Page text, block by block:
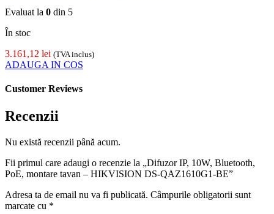
Evaluat la 0 din 5
În stoc
3.161,12 lei (TVA inclus)
ADAUGA IN COS
Customer Reviews
Recenzii
Nu există recenzii până acum.
Fii primul care adaugi o recenzie la „Difuzor IP, 10W, Bluetooth,
PoE, montare tavan – HIKVISION DS-QAZ1610G1-BE”
Adresa ta de email nu va fi publicată. Câmpurile obligatorii sunt
marcate cu *